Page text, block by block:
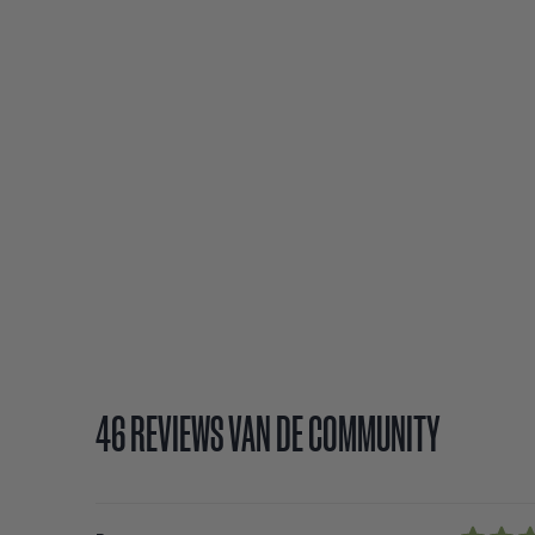
46 REVIEWS VAN DE COMMUNITY